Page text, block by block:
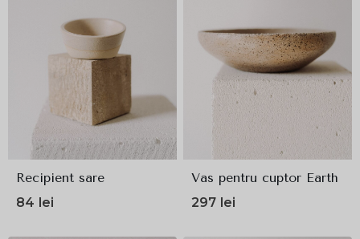
Recipient sare
84 lei
Vas pentru cuptor Earth
297 lei